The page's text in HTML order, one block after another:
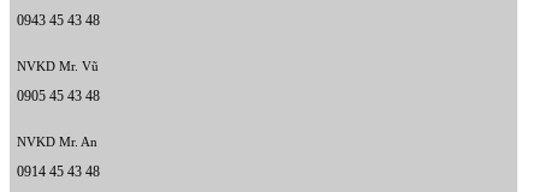
0943 45 43 48
NVKD Mr. Vũ
0905 45 43 48
NVKD Mr. An
0914 45 43 48